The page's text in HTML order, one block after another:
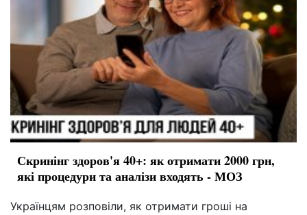
Скринінг здоров'я 40+: як отримати 2000 грн,
які процедури та аналізи входять - МОЗ
Українцям розповіли, як отримати гроші на